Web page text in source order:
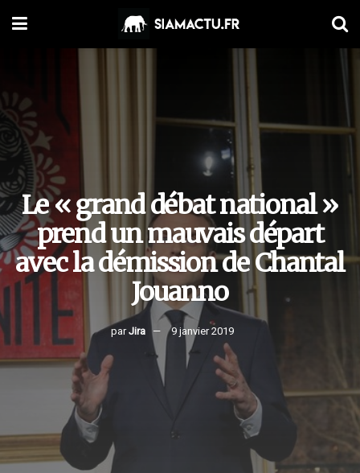
Le « grand débat national »
prend un mauvais départ
avec la démission de Chantal
Jouanno
par Jira 9 janvier 2019